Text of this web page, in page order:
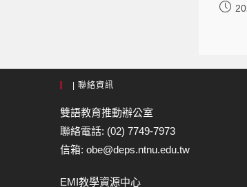
| 聯絡資訊
雙語教育推動辦公室
聯絡電話: (02) 7749-7973
信箱: obe@deps.ntnu.edu.tw
EMI教學資源中心